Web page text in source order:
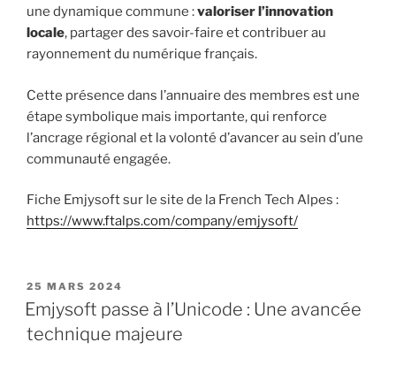
une dynamique commune :valoriser l’innovation
locale, partager des savoir-faire et contribuer au
rayonnement du numérique français.
Cette présence dans l’annuaire des membres est une
étape symbolique mais importante, qui renforce
l’ancrage régional et la volonté d’avancer au sein d’une
communauté engagée.
Fiche Emjysoft sur le site de la French Tech Alpes :
https://www.ftalps.com/company/emjysoft/
PUBLIÉ
LE
25 MARS 2024
Emjysoft passe à l’Unicode : Une avancée
technique majeure